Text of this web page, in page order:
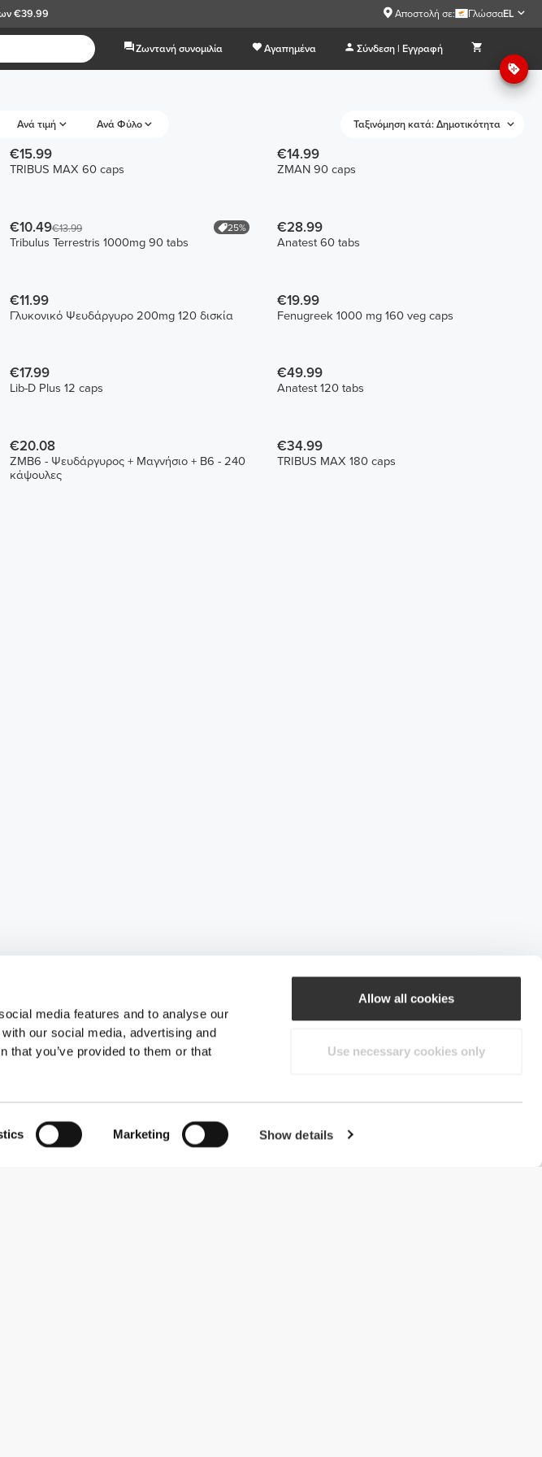
media features and to analyse our
our social media, advertising and
that you’ve provided to them or that
Marketing Show details
Allow all cookies
Use necessary cookies only
€39.99 Αποστολή σε: ΓλώσσαEL
Ζωντανή συνομιλία Αγαπημένα Σύνδεση | Εγγραφή
Ανά τιμή Ανά Φύλο Ταξινόμηση κατά: Δημοτικότητα
€15.99
TRIBUS MAX 60 caps
€14.99
ZMAN 90 caps
€10.49€13.99 25%
Tribulus Terrestris 1000mg 90 tabs
€28.99
Anatest 60 tabs
€11.99
Γλυκονικό Ψευδάργυρο 200mg 120 δισκία
€19.99
Fenugreek 1000 mg 160 veg caps
€17.99
Lib-D Plus 12 caps
€49.99
Anatest 120 tabs
€20.08
ZMB6 - Ψευδάργυρος + Μαγνήσιο + B6 - 240
κάψουλες
€34.99
TRIBUS MAX 180 caps